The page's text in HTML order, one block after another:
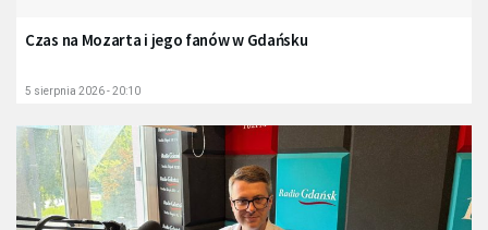
Czas na Mozarta i jego fanów w Gdańsku
5 sierpnia 2026 - 20:10